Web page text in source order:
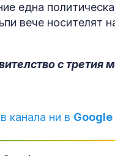
една
вече носителят
с третия
канала ни в